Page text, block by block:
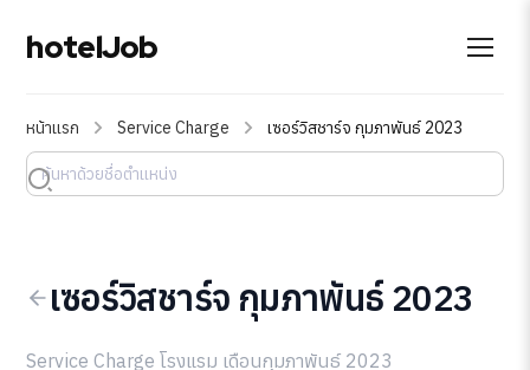
hotelJob
หน้าแรก Service Charge เซอร์วิสชาร์จ กุมภาพันธ์ 2023
เซอร์วิสชาร์จ กุมภาพันธ์ 2023
Service Charge โรงแรม เดือนกุมภาพันธ์ 2023